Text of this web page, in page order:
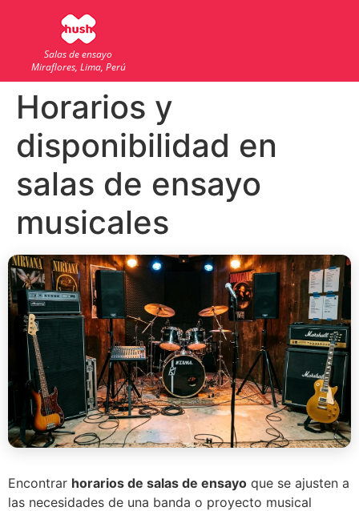
Salas de ensayo
Miraflores, Lima, Perú
Horarios y
disponibilidad en
salas de ensayo
musicales
Encontrar horarios de salas de ensayo que se ajusten a
las necesidades de una banda o proyecto musical